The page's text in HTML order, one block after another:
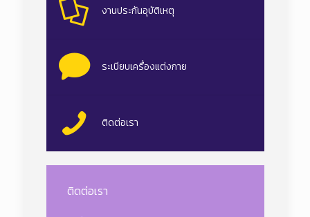
งานประกันอุบัติเหตุ
ระเบียบเครื่องแต่งกาย
ติดต่อเรา
ติดต่อเรา